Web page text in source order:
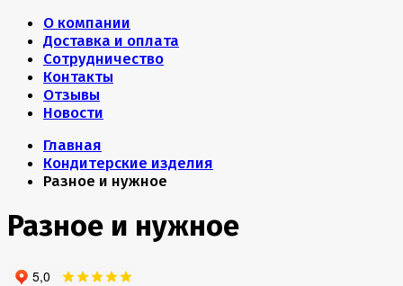
О компании
Доставка и оплата
Сотрудничество
Контакты
Отзывы
Новости
Главная
Кондитерские изделия
Разное и нужное
Разное и нужное